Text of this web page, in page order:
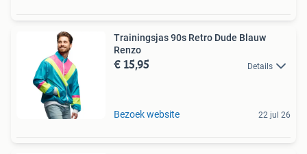
Trainingsjas 90s Retro Dude Blauw
Renzo
€ 15,95 Details
Bezoek website 22 jul 26